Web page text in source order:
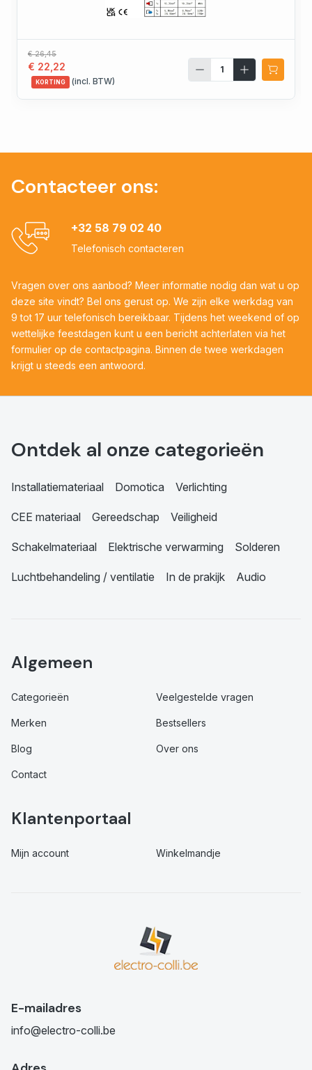
€ 26,45
€ 22,22
KORTING (incl. BTW)
Contacteer ons:
+32 58 79 02 40
Telefonisch contacteren
Vragen over ons aanbod? Meer informatie nodig dan wat u op
deze site vindt? Bel ons gerust op. We zijn elke werkdag van
9 tot 17 uur telefonisch bereikbaar. Tijdens het weekend of op
wettelijke feestdagen kunt u een bericht achterlaten via het
formulier op de contactpagina. Binnen de twee werkdagen
krijgt u steeds een antwoord.
Ontdek al onze categorieën
Installatiemateriaal Domotica Verlichting
CEE materiaal Gereedschap Veiligheid
Schakelmateriaal Elektrische verwarming Solderen
Luchtbehandeling / ventilatie In de prakijk Audio
Algemeen
Categorieën Veelgestelde vragen
Merken Bestsellers
Blog Over ons
Contact
Klantenportaal
Mijn account Winkelmandje
E-mailadres
info@electro-colli.be